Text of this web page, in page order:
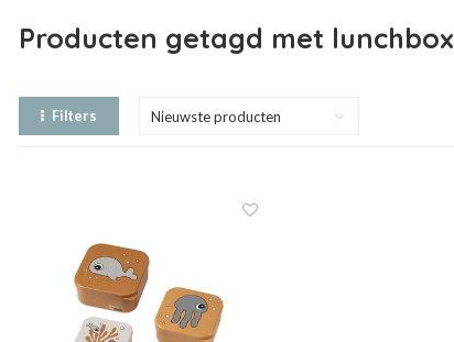
Producten getagd met lunchbox
Filters Nieuwste producten